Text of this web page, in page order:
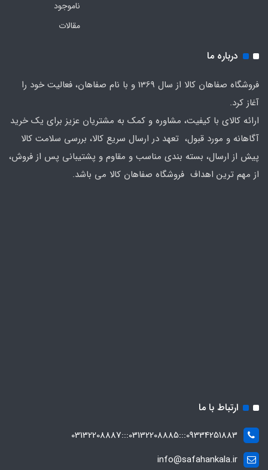
ناموجود
مقالات
درباره ما
فروشگاه صفاهان کالا از سال 1369 و با نام صفاهان، فعالیت خود را
آغاز کرد.
ارائه کالای با کیفیت، مشاوره و کمک به مشتریان عزیز برای یک خرید
آگاهانه و مورد قبول، تعهد در ارسال سریع کالا، بررسی سلامت کالا
پیش از ارسال، بسته بندی مناسب و مقاوم و پشتیبانی پس از فروش،
از مهم ترین اهداف فروشگاه صفاهان کالا می باشد.
ارتباط با ما
09334251883:::03132208885:::03132208887
info@safahankala.ir